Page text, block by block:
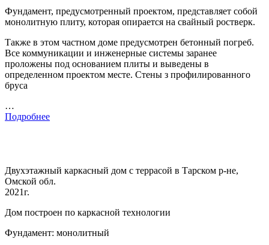
Фундамент, предусмотренный проектом, представляет собой
монолитную плиту, которая опирается на свайный ростверк.
Также в этом частном доме предусмотрен бетонный погреб.
Все коммуникации и инженерные системы заранее
проложены под основанием плиты и выведены в
определенном проектом месте. Стены з профилированного
бруса
…
Подробнее
Двухэтажный каркасный дом с террасой в Тарском р-не,
Омской обл.
2021г.
Дом построен по каркасной технологии
Фундамент: монолитный